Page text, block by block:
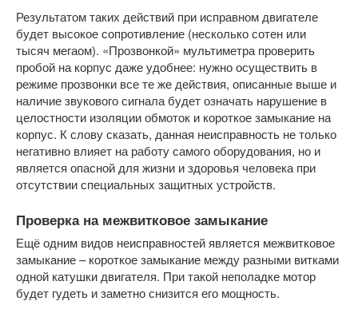
Результатом таких действий при исправном двигателе
будет высокое сопротивление (несколько сотен или
тысяч мегаом). «Прозвонкой» мультиметра проверить
пробой на корпус даже удобнее: нужно осуществить в
режиме прозвонки все те же действия, описанные выше и
наличие звукового сигнала будет означать нарушение в
целостности изоляции обмоток и короткое замыкание на
корпус. К слову сказать, данная неисправность не только
негативно влияет на работу самого оборудования, но и
является опасной для жизни и здоровья человека при
отсутствии специальных защитных устройств.
Проверка на межвитковое замыкание
Ещё одним видов неисправностей является межвитковое
замыкание – короткое замыкание между разными витками
одной катушки двигателя. При такой неполадке мотор
будет гудеть и заметно снизится его мощность.